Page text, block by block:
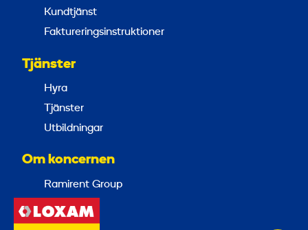
Kundtjänst
Faktureringsinstruktioner
Tjänster
Hyra
Tjänster
Utbildningar
Om koncernen
Ramirent Group